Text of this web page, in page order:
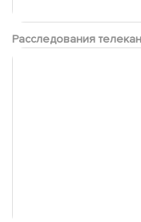
Расследования